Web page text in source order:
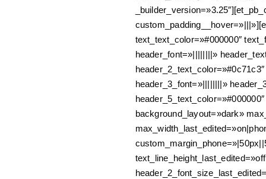
text_text_color=»#000000″
header_font=»||||||||»
header_3_font=»||||||||»
background_layout=»dark»